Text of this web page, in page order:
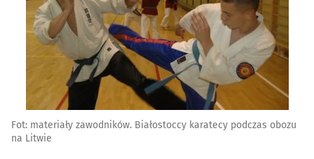
Fot: materiały zawodników. Białostoccy karatecy podczas obozu
na Litwie